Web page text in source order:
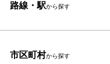
路線・駅から探す
市区町村から探す